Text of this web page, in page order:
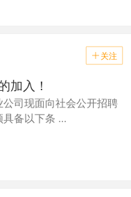
 关注
加入！
司现面向社会公开招聘
备以下条 ...